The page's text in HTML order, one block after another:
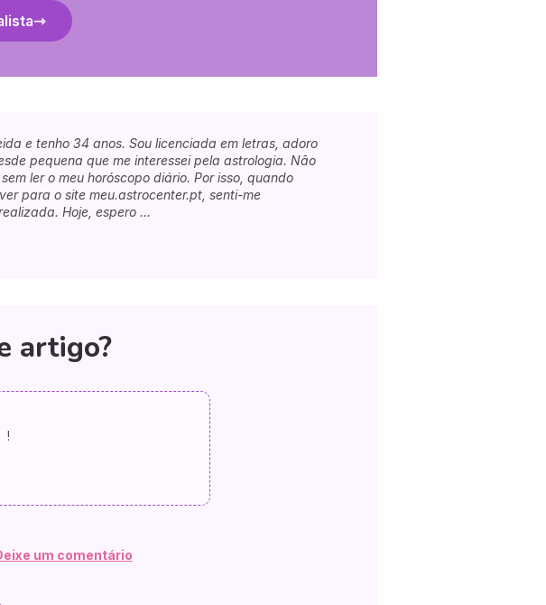
e tenho 34 anos. Sou licenciada em letras, adoro
pequena que me interessei pela astrologia. Não
ler o meu horóscopo diário. Por isso, quando
para o site meu.astrocenter.pt, senti-me
Hoje, espero ...
artigo?
!
um comentário